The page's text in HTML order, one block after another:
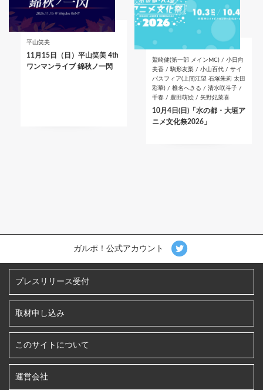
平山笑美
11月15日（日）平山笑美 4th
ワンマンライブ 錦秋ノ一閃
鷲崎健(第一部 メインMC) / 小日向
美香 / 駒形友梨 / 小山百代 / サイ
バスフィア(上間江望 石塚朱莉 太田
彩華) / 椎名へきる / 清水咲斗子 /
千春 / 豊田萌絵 / 矢野妃菜喜
10月4日(日)「水の都・大垣ア
ニメ文化祭2026」
ガルポ！公式アカウント
プレスリリース受付
取材申し込み
このサイトについて
運営会社